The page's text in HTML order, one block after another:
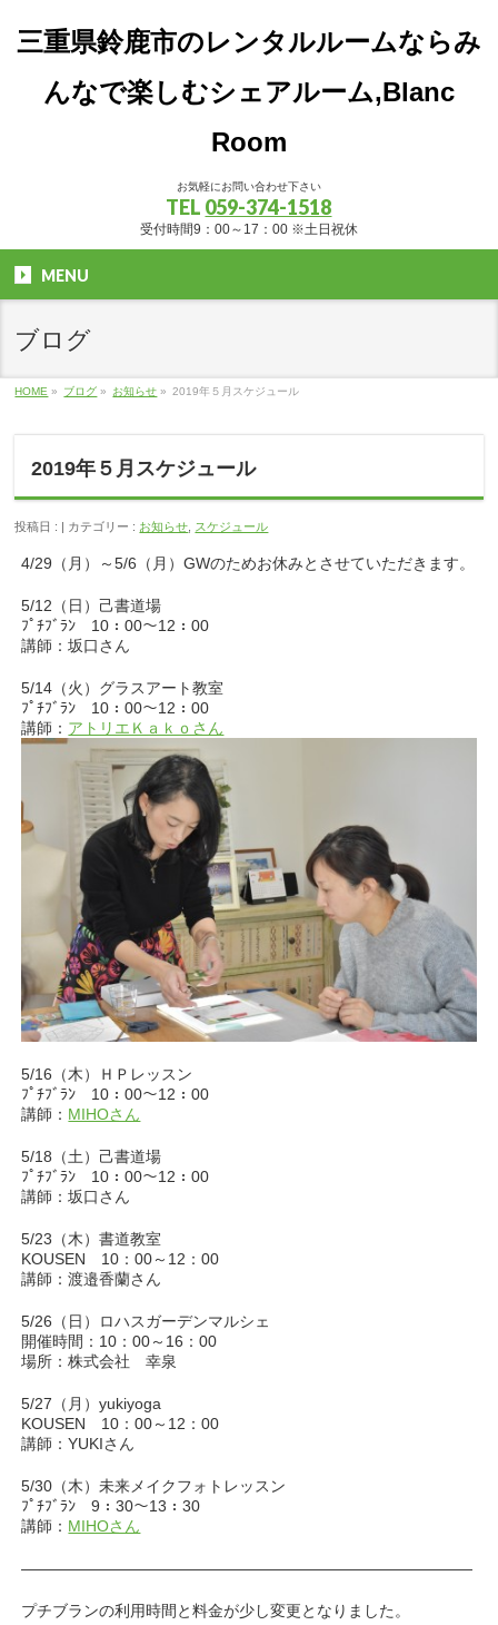
三重県鈴鹿市のレンタルルームならみ
んなで楽しむシェアルーム,Blanc
Room
お気軽にお問い合わせ下さい
TEL 059-374-1518
受付時間9：00～17：00 ※土日祝休
MENU
ブログ
HOME » ブログ » お知らせ » 2019年５月スケジュール
2019年５月スケジュール
投稿日 : | カテゴリー : お知らせ スケジュール
4/29（月）～5/6（月）GWのためお休みとさせていただきます。
5/12（日）己書道場
ﾌﾟﾁﾌﾞﾗﾝ 10：00～12：00
講師：坂口さん
5/14（火）グラスアート教室
ﾌﾟﾁﾌﾞﾗﾝ 10：00～12：00
講師： アトリエＫａｋｏさん
5/16（木）ＨＰレッスン
ﾌﾟﾁﾌﾞﾗﾝ 10：00～12：00
講師： MIHOさん
5/18（土）己書道場
ﾌﾟﾁﾌﾞﾗﾝ 10：00～12：00
講師：坂口さん
5/23（木）書道教室
KOUSEN 10：00～12：00
講師：渡邉香蘭さん
5/26（日）ロハスガーデンマルシェ
開催時間：10：00～16：00
場所：株式会社 幸泉
5/27（月）yukiyoga
KOUSEN 10：00～12：00
講師：YUKIさん
5/30（木）未来メイクフォトレッスン
ﾌﾟﾁﾌﾞﾗﾝ 9：30～13：30
講師： MIHOさん
—————————————————————————————
プチブランの利用時間と料金が少し変更となりました。